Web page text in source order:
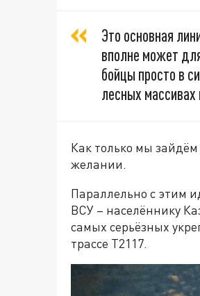
Это основная
вполне может
бойцы просто в
лесных
Как только мы
желании.
Параллельно с этим
ВСУ – населённику
самых серьёзных
трассе Т2117.